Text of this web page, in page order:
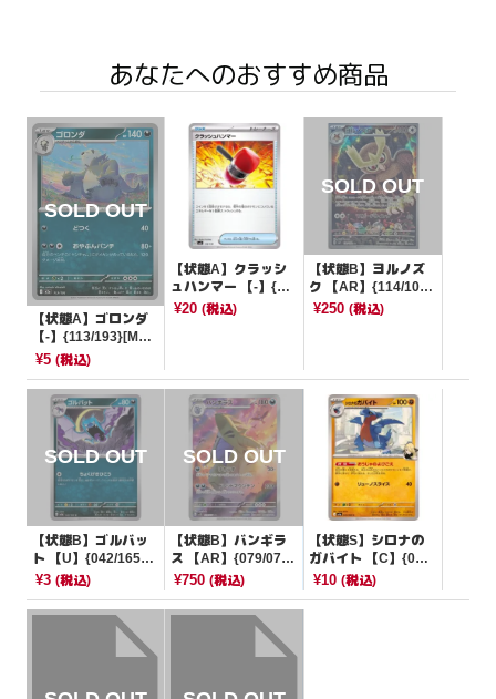
あなたへのおすすめ商品
【状態A】ゴロンダ
【-】{113/193}[M2
a]
¥5 (税込)
【状態A】クラッシ
ュハンマー 【-】{11
6/139}[SVD]
¥20(税込)
【状態B】ヨルノズ
ク 【AR】{114/102}
[SV7]
¥250 (税込)
【状態B】ゴルバッ
ト 【U】{042/165}
[SV2a]
¥3 (税込)
【状態B】バンギラ
ス 【AR】{079/071}
[SV2D]
¥750(税込)
【状態S】シロナの
ガバイト 【C】{043/
063}[SV9a]
¥10 (税込)